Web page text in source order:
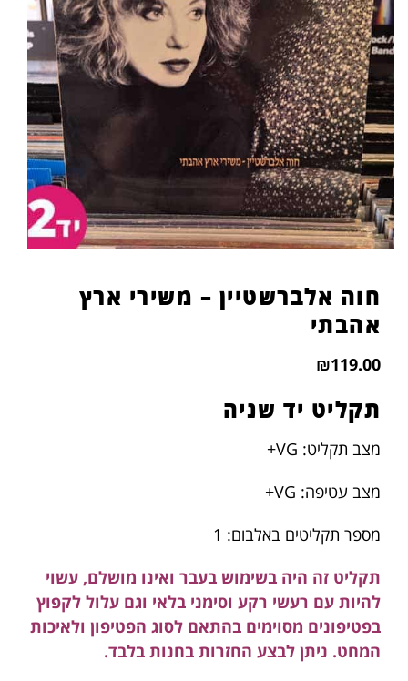
format_underlined הוסף קו תחתון לקישורים
font_download סמן קישורים
לאפס
cached
חוה אלברשטיין – משירי ארץ
אהבתי
₪119.00
תקליט יד שניה
מצב תקליט: VG+
מצב עטיפה: VG+
מספר תקליטים באלבום: 1
תקליט זה היה בשימוש בעבר ואינו מושלם, עשוי
להיות עם רעשי רקע וסימני בלאי וגם עלול לקפוץ
בפטיפונים מסוימים בהתאם לסוג הפטיפון ולאיכות
המחט. ניתן לבצע החזרות בחנות בלבד.